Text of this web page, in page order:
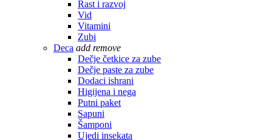
Rast i razvoj
Vid
Vitamini
Zubi
Deca add remove
Dečje četkice za zube
Dečje paste za zube
Dodaci ishrani
Higijena i nega
Putni paket
Sapuni
Šamponi
Ujedi insekata